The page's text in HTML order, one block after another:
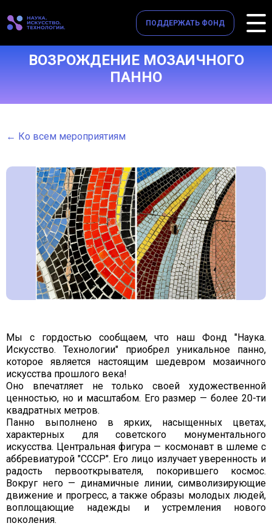
ПОДДЕРЖАТЬ ФОНД
⁠ВОЗРОЖДЕНИЕ МОЗАИЧНОГО
ПАННО
← Ко всем мероприятиям
Мы с гордостью сообщаем, что наш Фонд "Наука.
Искусство. Технологии" приобрел уникальное панно,
которое является настоящим шедевром мозаичного
искусства прошлого века!
Оно впечатляет не только своей художественной
ценностью, но и масштабом. Его размер — более 20-ти
квадратных метров.
Панно выполнено в ярких, насыщенных цветах,
характерных для советского монументального
искусства. Центральная фигура — космонавт в шлеме с
аббревиатурой "СССР". Его лицо излучает уверенность и
радость первооткрывателя, покорившего космос.
Вокруг него — динамичные линии, символизирующие
движение и прогресс, а также образы молодых людей,
воплощающие надежды и устремления нового
поколения.